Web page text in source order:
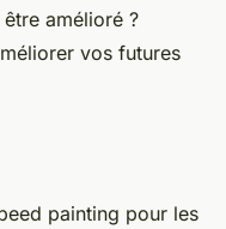
amélioré ?
vos futures
painting pour les